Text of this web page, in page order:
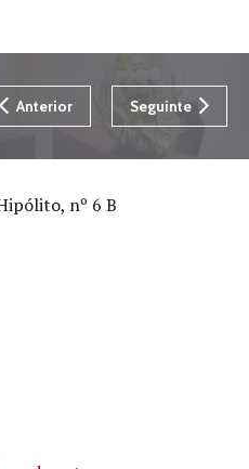
Anterior Seguinte
nº 6 B